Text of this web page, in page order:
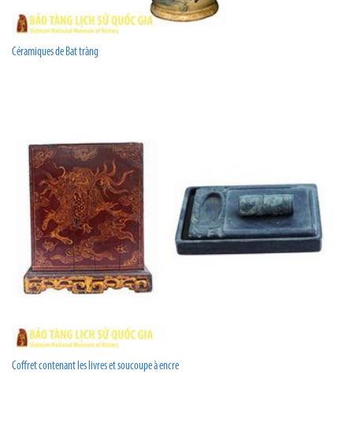
Céramiques de Bat tràng
Coffret contenant les livres et soucoupe à encre